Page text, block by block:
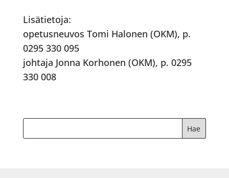
Lisätietoja:
opetusneuvos Tomi Halonen (OKM), p.
0295 330 095
johtaja Jonna Korhonen (OKM), p. 0295
330 008